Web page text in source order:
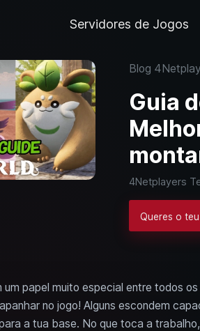
Servidores de Jogos
Blog
Guia
4Netplayers
Queres o
um papel muito especial entre todos
no jogo! Alguns escondem
a tua base. No que toca a